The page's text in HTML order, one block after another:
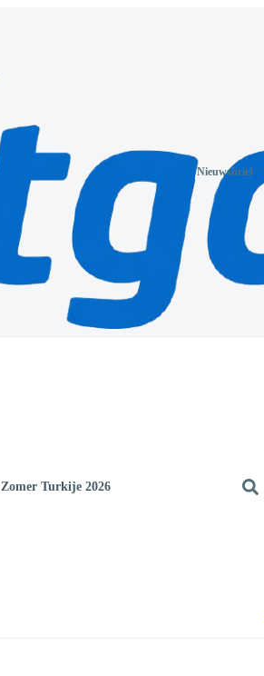
Nieuwsbrief
Zomer Turkije 2026